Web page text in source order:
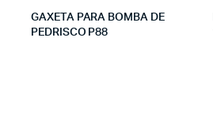
GAXETA PARA BOMBA DE
PEDRISCO P88